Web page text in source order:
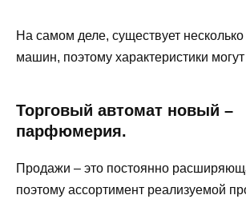
На самом деле, существует
машин, поэтому характеристики
Торговый автомат новый –
парфюмерия.
Продажи – это постоянно
поэтому ассортимент реализуемой